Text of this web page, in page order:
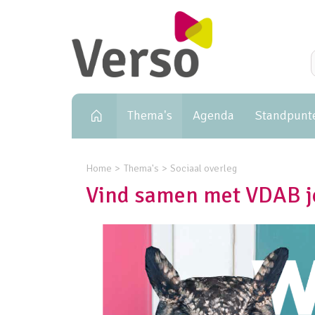
Primary navigation
Thema's Agenda
Home Thema's Sociaal overleg
Vind samen met VDAB